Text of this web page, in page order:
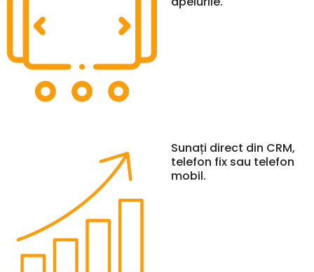
Sunați direct din CRM,
telefon fix sau telefon
mobil.